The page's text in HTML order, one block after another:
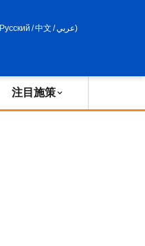
Русский /中文 /عربي)
注目施策